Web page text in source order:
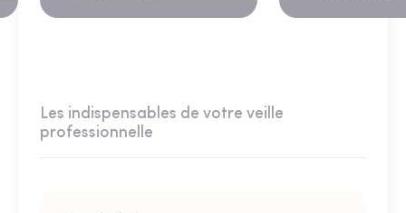
Les indispensables de votre veille
professionnelle